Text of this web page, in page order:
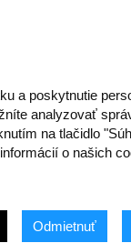
a poskytnutie
analyzovať
na tlačidlo
o našich
Odmietnuť